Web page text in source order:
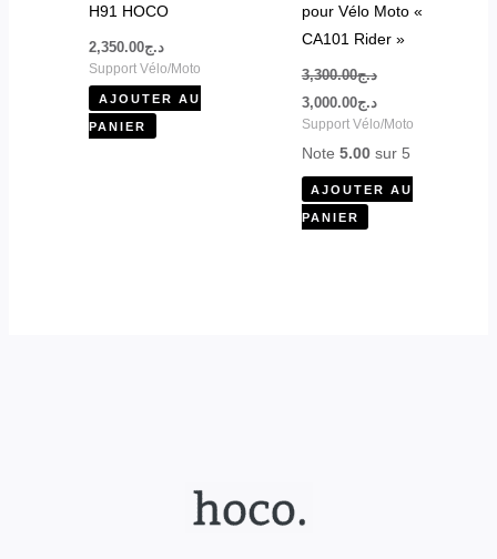
H91 HOCO
د.ج2,350.00
Support Vélo/Moto
AJOUTER AU
PANIER
pour Vélo Moto «
CA101 Rider »
د.ج3,300.00
د.ج3,000.00
Support Vélo/Moto
Note 5.00sur 5
AJOUTER AU
PANIER